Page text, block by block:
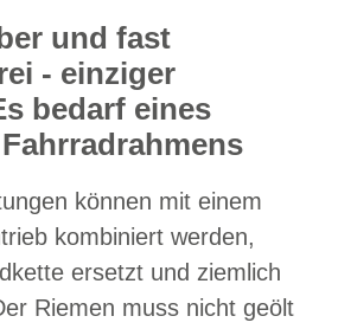
und fast
- einziger
bedarf eines
können mit einem
kombiniert werden,
ersetzt und ziemlich
Riemen muss nicht geölt